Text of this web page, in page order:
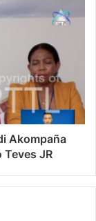
Akompaña
JR